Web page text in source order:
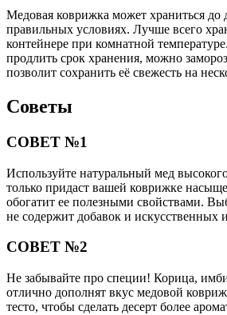
Медовая коврижка может храниться до
правильных условиях. Лучше всего
контейнере при комнатной
продлить срок хранения, можно
позволит сохранить её свежесть на
Советы
СОВЕТ №1
Используйте натуральный мед
только придаст вашей коврижке
обогатит ее полезными свойствами.
не содержит добавок и искусственных
СОВЕТ №2
Не забывайте про специи! Корица,
отлично дополнят вкус медовой
тесто, чтобы сделать десерт более